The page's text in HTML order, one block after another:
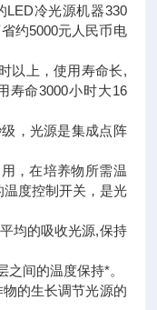
LED冷光源机器330
约5000元人民币电
以上，使用寿命长,
寿命3000小时大16
，光源是集成点阵
，在培养物所需温
度控制开关，是光
均的吸收光源,保持
间的温度保持*。
的生长调节光源的